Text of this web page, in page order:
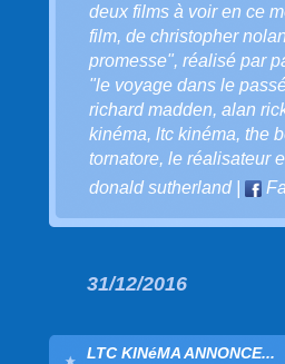
deux films à voir en ce
film, de christopher
promesse", réalisé par
"le voyage dans le
richard madden, alan
kinéma, ltc kinéma, the
tornatore, le réalisateur
donald sutherland|
31/12/2016
LTC KINéMA ANNONCE...